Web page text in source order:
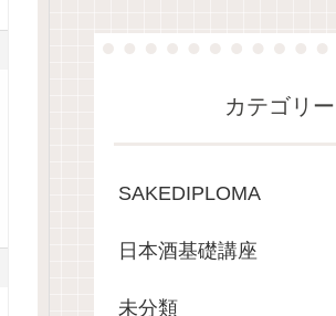
カテゴリー
SAKEDIPLOMA
日本酒基礎講座
未分類